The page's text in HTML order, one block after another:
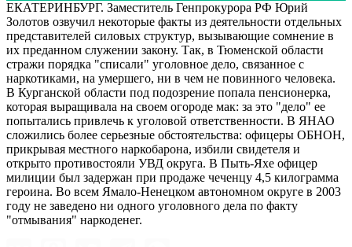
ЕКАТЕРИНБУРГ. Заместитель Генпрокурора РФ Юрий
Золотов озвучил некоторые факты из деятельности отдельных
представителей силовых структур, вызывающие сомнение в
их преданном служении закону. Так, в Тюменской области
стражи порядка "списали" уголовное дело, связанное с
наркотиками, на умершего, ни в чем не повинного человека.
В Курганской области под подозрение попала пенсионерка,
которая выращивала на своем огороде мак: за это "дело" ее
попытались привлечь к уголовой ответственности. В ЯНАО
сложились более серьезные обстоятельства: офицеры ОБНОН,
прикрывая местного наркобарона, избили свидетеля и
открыто противостояли УВД округа. В Пыть-Яхе офицер
милиции был задержан при продаже чеченцу 4,5 килограмма
героина. Во всем Ямало-Ненецком автономном округе в 2003
году не заведено ни одного уголовного дела по факту
"отмывания" наркоденег.